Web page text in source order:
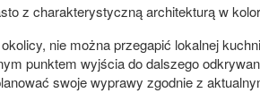
z charakterystyczną architekturą w
nie można przegapić lokalnej
punktem wyjścia do dalszego
swoje wyprawy zgodnie z